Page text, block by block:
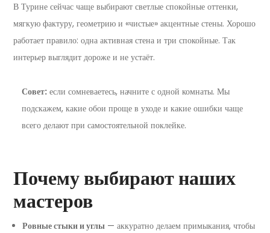
В Турине сейчас чаще выбирают светлые спокойные оттенки,
мягкую фактуру, геометрию и «чистые» акцентные стены. Хорошо
работает правило: одна активная стена и три спокойные. Так
интерьер выглядит дороже и не устаёт.
Совет: если сомневаетесь, начните с одной комнаты. Мы
подскажем, какие обои проще в уходе и какие ошибки чаще
всего делают при самостоятельной поклейке.
Почему выбирают наших
мастеров
Ровные стыки и углы — аккуратно делаем примыкания, чтобы